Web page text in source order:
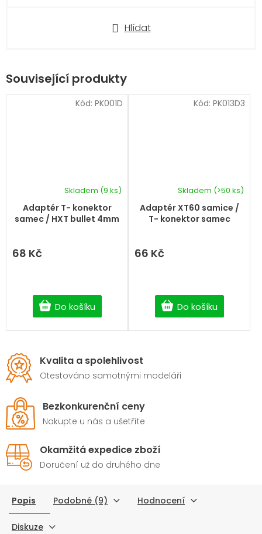
Hlídat
Související produkty
Adaptér T- konektor
samec / HXT bullet 4mm
Skladem (9 ks)
68 Kč
Do košíku
Kód: PK001D
Adaptér XT60 samice /
T- konektor samec
Skladem (>50 ks)
66 Kč
Do košíku
Kód: PK013D3
Kvalita a spolehlivost
Otestováno samotnými modeláři
Bezkonkurenční ceny
Nakupte u nás a ušetříte
Okamžitá expedice zboží
Doručení už do druhého dne
Popis Podobné (9) Hodnocení
Diskuze